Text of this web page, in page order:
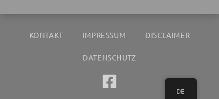
KONTAKT IMPRESSUM DISCLAIMER
DATENSCHUTZ
DE